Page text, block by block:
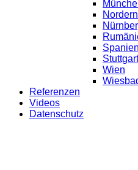
Spanien
Stuttgart
Wien
Referenzen
Videos
Datenschutz